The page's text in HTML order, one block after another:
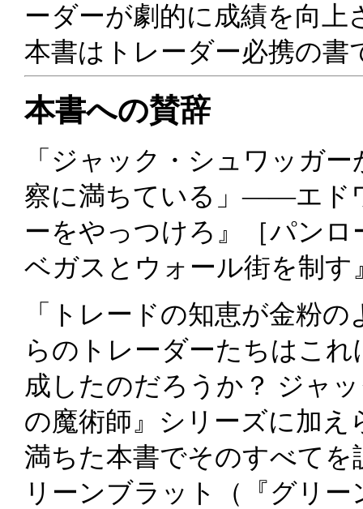
ーダーが劇的に成績を向
本書はトレーダー必携の書
本書への賛辞
「ジャック・シュワッガ
察に満ちている」――エド
ーをやっつけろ』［パン
ベガスとウォール街を制す
「トレードの知恵が金粉
らのトレーダーたちはこ
成したのだろうか？ ジャ
の魔術師』シリーズに加
満ちた本書でそのすべて
リーンブラット（『グリ